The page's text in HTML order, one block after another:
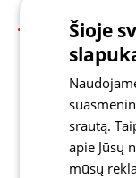
Šioje
srautą.
apie Jūsų
mūsų